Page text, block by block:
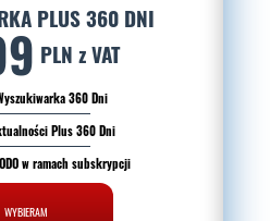
PLUS 360 DNI
PLN z VAT
360 Dni
Plus 360 Dni
w ramach subskrypcji
WYBIERAM